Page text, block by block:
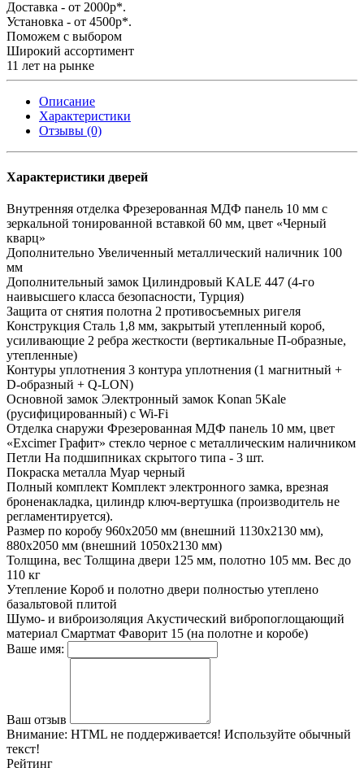
Доставка - от 2000р*.
Установка - от 4500р*.
Поможем с выбором
Широкий ассортимент
11 лет на рынке
Описание
Характеристики
Отзывы (0)
Характеристики дверей
Внутренняя отделка Фрезерованная МДФ панель 10 мм с
зеркальной тонированной вставкой 60 мм, цвет «Черный
кварц»
Дополнительно Увеличенный металлический наличник 100
мм
Дополнительный замок Цилиндровый KALE 447 (4-го
наивысшего класса безопасности, Турция)
Защита от снятия полотна 2 противосъемных ригеля
Конструкция Сталь 1,8 мм, закрытый утепленный короб,
усиливающие 2 ребра жесткости (вертикальные П-образные,
утепленные)
Контуры уплотнения 3 контура уплотнения (1 магнитный +
D-образный + Q-LON)
Основной замок Электронный замок Konan 5Kale
(русифицированный) с Wi-Fi
Отделка снаружи Фрезерованная МДФ панель 10 мм, цвет
«Excimer Графит» стекло черное с металлическим наличником
Петли На подшипниках скрытого типа - 3 шт.
Покраска металла Муар черный
Полный комплект Комплект электронного замка, врезная
броненакладка, цилиндр ключ-вертушка (производитель не
регламентируется).
Размер по коробу 960х2050 мм (внешний 1130х2130 мм),
880х2050 мм (внешний 1050х2130 мм)
Толщина, вес Толщина двери 125 мм, полотно 105 мм. Вес до
110 кг
Утепление Короб и полотно двери полностью утеплено
базальтовой плитой
Шумо- и виброизоляция Акустический вибропоглощающий
материал Смартмат Фаворит 15 (на полотне и коробе)
Ваше имя:
Ваш отзыв
Внимание: HTML не поддерживается! Используйте обычный
текст!
Рейтинг